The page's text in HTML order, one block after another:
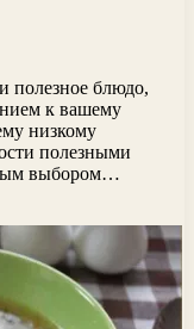
полезное блюдо,
к вашему
низкому
полезными
выбором…